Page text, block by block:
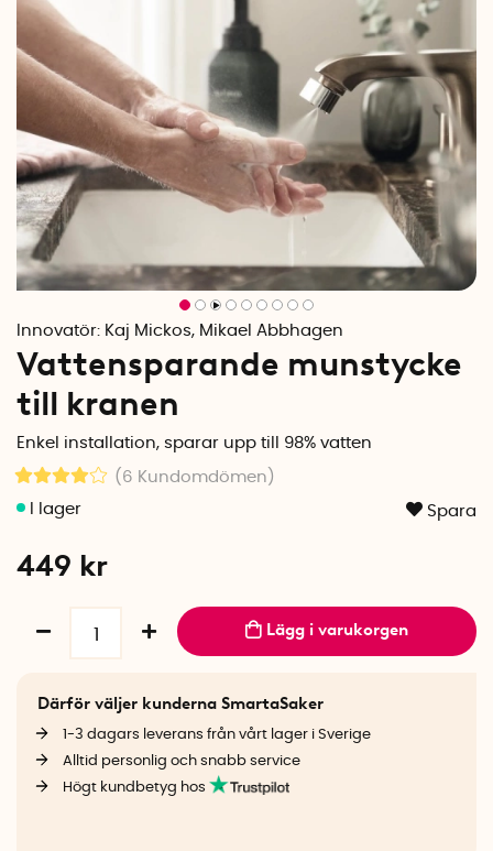
Innovatör: Kaj Mickos, Mikael Abbhagen
Vattensparande munstycke
till kranen
Enkel installation, sparar upp till 98% vatten
(6 Kundomdömen )
Spara
449 kr
Lägg i varukorgen
Därför väljer kunderna SmartaSaker
1-3 dagars leverans från vårt lager i Sverige
Alltid personlig och snabb service
Högt kundbetyg hos